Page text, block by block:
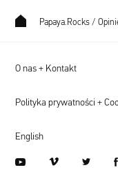
Papaya.Rocks /
O nas + Kontakt
Polityka prywatności +
English
youtube vimeo twitter